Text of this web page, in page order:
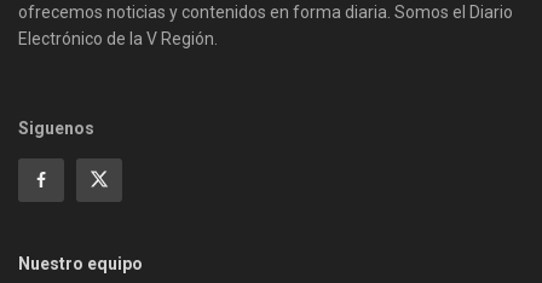
ofrecemos noticias y contenidos en forma diaria. Somos el Diario
Electrónico de la V Región.
Siguenos
Nuestro equipo